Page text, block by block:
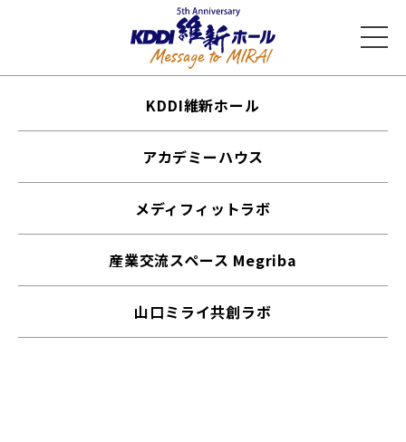
KDDI維新ホール
アカデミーハウス
メディフィットラボ
産業交流スペース Megriba
山口ミライ共創ラボ